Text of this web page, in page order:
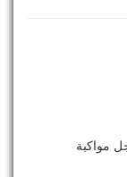
مواكبة